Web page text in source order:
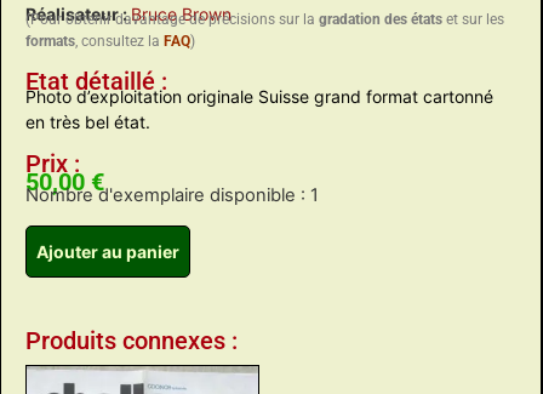
Réalisateur :Bruce Brown
(Pour obtenir davantage de précisions sur la gradation des états et sur les
formats , consultez la FAQ)
Etat détaillé :
Photo d’exploitation originale Suisse grand format cartonné
en très bel état.
Prix :
50,00 €
Nombre d'exemplaire disponible : 1
Ajouter au panier
Produits connexes :